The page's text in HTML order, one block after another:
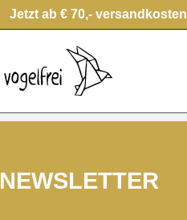
Jetzt ab € 70,-
NEWSLETTER